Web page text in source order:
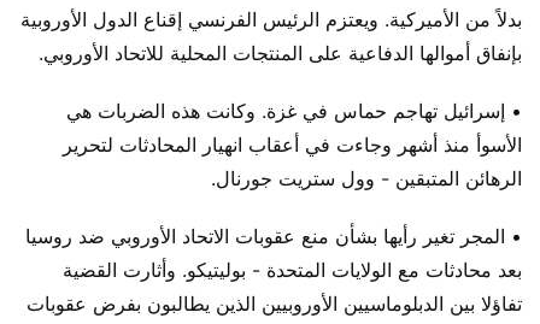
بدلاً من الأميركية. ويعتزم الرئيس الفرنسي إقناع الدول الأوروبية
بإنفاق أموالها الدفاعية على المنتجات المحلية للاتحاد الأوروبي.
• إسرائيل تهاجم حماس في غزة. وكانت هذه الضربات هي
الأسوأ منذ أشهر وجاءت في أعقاب انهيار المحادثات لتحرير
الرهائن المتبقين - وول ستريت جورنال.
• المجر تغير رأيها بشأن منع عقوبات الاتحاد الأوروبي ضد روسيا
بعد محادثات مع الولايات المتحدة - بوليتيكو. وأثارت القضية
تفاؤلا بين الدبلوماسيين الأوروبيين الذين يطالبون بفرض عقوبات